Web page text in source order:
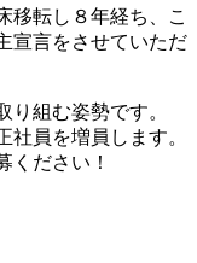
移転し８年経ち、こ
宣言をさせていただ
組む姿勢です。
員を増員します。
ください！